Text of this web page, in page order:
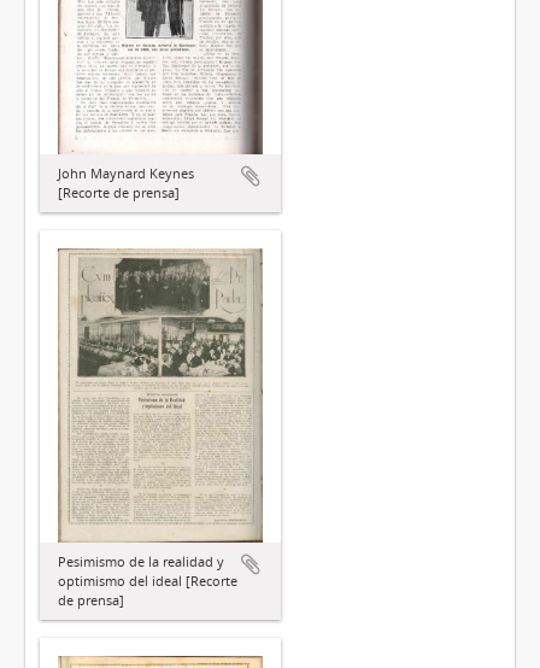
John Maynard Keynes
[Recorte de prensa]
Pesimismo de la realidad y
optimismo del ideal [Recorte
de prensa]